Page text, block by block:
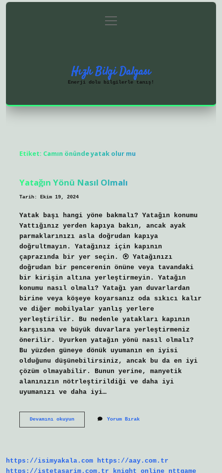
Gizlilik Politikası
menüyü
aç
Hızlı Bilgi Dalgası
Enerji dolu bilgilerle tanış!
Etiket: Camın önünde yatak olur mu
Yatağın Yönü Nasıl Olmalı
Tarih: Ekim 19, 2024
Yatak başı hangi yöne bakmalı? Yatağın konumu
Yattığınız yerden kapıya bakın, ancak ayak
parmaklarınızı asla doğrudan kapıya
doğrultmayın. Yatağınız için kapının
çaprazında bir yer seçin. ⦿ Yatağınızı
doğrudan bir pencerenin önüne veya tavandaki
bir kirişin altına yerleştirmeyin. Yatağın
konumu nasıl olmalı? Yatağı yan duvarlardan
birine veya köşeye koyarsanız oda sıkıcı kalır
ve diğer mobilyalar yanlış yerlere
yerleştirilir. Bu nedenle yatakları kapının
karşısına ve büyük duvarlara yerleştirmeniz
önerilir. Uyurken yatağın yönü nasıl olmalı?
Bu yüzden güneye dönük uyumanın en iyisi
olduğunu düşünebilirsiniz, ancak bu da en iyi
çözüm olmayabilir. Bunun yerine, manyetik
alanınızın nötrleştirildiği ve daha iyi
uyumanızı ve daha iyi…
Devamını okuyunYatağın
Yorum Bırak
https://isimyakala.com https://aay.com.tr
https://istetasarim.com.tr
knight online
nttgame